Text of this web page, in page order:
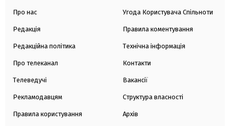
Про нас
Редакція
Редакційна політика
Про телеканал
Телеведучі
Рекламодавцям
Правила користування
Угода Користувача Спільноти
Правила коментування
Технічна інформація
Контакти
Вакансії
Структура власності
Архів